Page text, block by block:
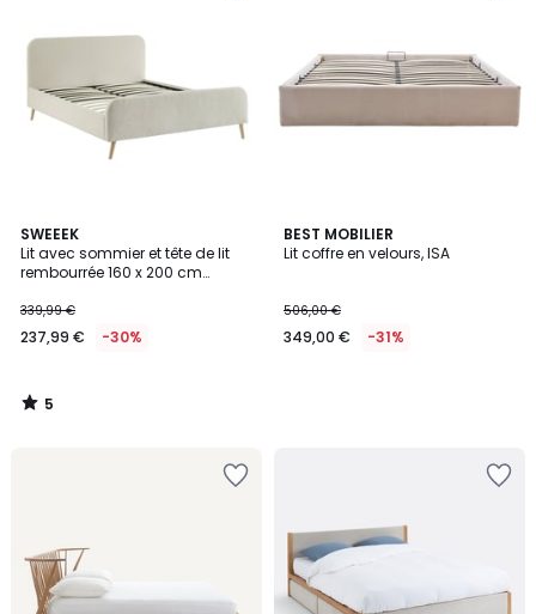
SWEEEK
Lit avec sommier et tête de lit
rembourrée 160 x 200 cm
339,99 €
237,99 € -30%
5
/
5
5
/
BEST MOBILIER
Lit coffre en velours, ISA
506,00 €
349,00 € -31%